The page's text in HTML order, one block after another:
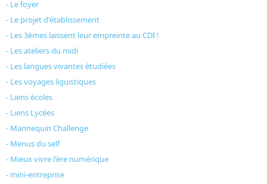
- Le foyer
- Le projet d'établissement
- Les 3èmes laissent leur empreinte au CDI !
- Les ateliers du midi
- Les langues vivantes étudiées
- Les voyages liguistiques
- Liens écoles
- Liens Lycées
- Mannequin Challenge
- Menus du self
- Mieux vivre l'ère numérique
- mini-entreprise